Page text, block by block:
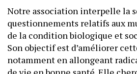
Notre association interpelle la
questionnements relatifs aux
de la condition biologique et
Son objectif est d’améliorer
notamment en allongeant